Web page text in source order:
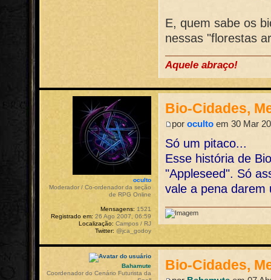
E, quem sabe os
nessas "florestas
Aquele abraço!
Bio-Cidades,
poroculto em 30 Mar
Só um pitaco...
Esse história de
"Appleseed". Só
vale a pena darem
oculto
Moderador / Co-ordenador da seção
de RPG Online
Mensagens: 1521
Registrado em: 26 Ago 2007, 06:59
Localização: Campos / RJ
Twitter: @jca_godoy
Bio-Cidades,
Bahamute
Coordenador do Cenário Futurista da